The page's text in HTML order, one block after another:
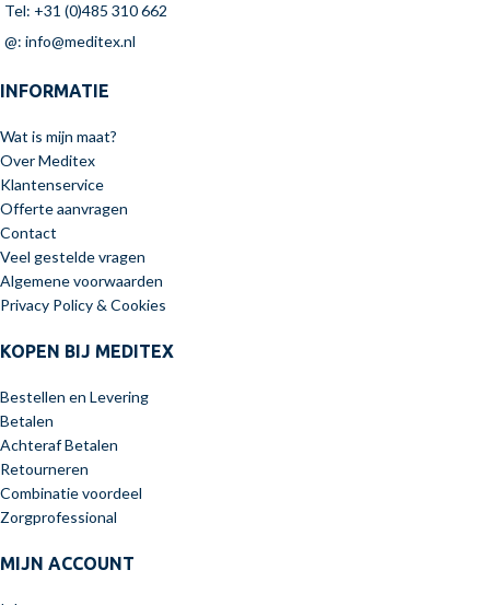
Tel: +31 (0)485 310 662
@: info@meditex.nl
INFORMATIE
Wat is mijn maat?
Over Meditex
Klantenservice
Offerte aanvragen
Contact
Veel gestelde vragen
Algemene voorwaarden
Privacy Policy & Cookies
KOPEN BIJ MEDITEX
Bestellen en Levering
Betalen
Achteraf Betalen
Retourneren
Combinatie voordeel
Zorgprofessional
MIJN ACCOUNT